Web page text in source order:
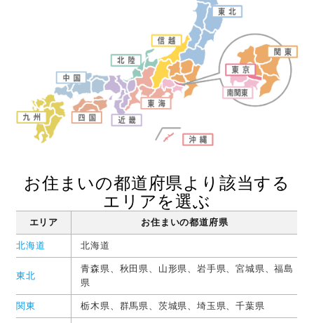
お住まいの都道府県より該当する
エリアを選ぶ
エリア お住まいの都道府県
北海道 北海道
東北
青森県、 秋田県、 山形県、 岩手県、宮城県、福島
県
関東 栃木県、 群馬県、 茨城県、 埼玉県、千葉県